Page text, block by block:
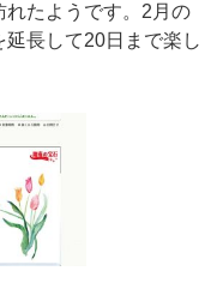
れたようです。2月の
長して20日まで楽し